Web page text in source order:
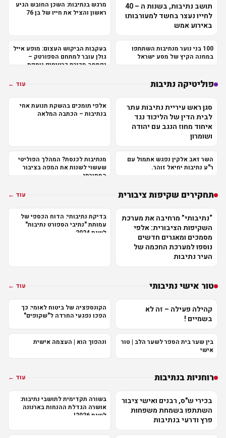
תושב נתיבות, בשנות ה – 40
לחייו נעצר בחשד למעורבותו
באירוע אמש
מרגש בנתיבות: השכן החובש הגיע
ראשון והציל את חייו של בן 76
100 בני נוער מנתיבות השתתפו
במחנה הקיץ של מסע ישראל
בעקבות הביקוש העצום: מופע אייל
גולן עובר למתחם הספורטק –
נפתחה מכירת כרטיסים נוספת
פוליטיקה נתיבות עוד ←
סגן ראש עיריית נתיבות עתר
לבית הדין של הליכוד נגד
איחוד מחוז הנגב עם יהודה
ושומרון
אלפי תומכים בהשקת תנועת אחי
בנתיבות – הכתבה המלאה
השר זאב אלקין נפגש אתמול עם
ר"ע נתיבות יחיאל זוהר.
מנתיבות לכנסת? המהלך הפוליטי
שעשוי לשנות את המפה בציבור
המסורתי
תחקירים שקיפות ציבורית עוד ←
“נתיבותי” מרחיבה את מערכת
השקיפות הציבורית: אלפי
מסמכים ומאגרים חדשים
נוספו למערכת החכמה של
העיר נתיבות
בדיקת נתיבותי: הדוח הכספי של
עמותת "נתיבי הספורט נתיבות"
לשנת 2024
טור אישי נתיבותי עוד ←
קהילה פעילה – זה לא
בשמיים !
הקונספציה של ביטוח לאומי: כך
הפכו נפגעי החרדה ל"שקופים"
בין שער בית הספר לשער הלב | טור
אישי
ונהפוך הוא | העצמה אישית
רוחניות בנתיבות עוד ←
בכירי ש"ס, רבנים ואישי ציבור
השתתפו בשמחת משפחות
פרץ ודרעי בנתיבות
בשורה תקדימית לתושבי נתיבות:
אושרה הגדלת ההנחות בארנונה
לשנת 2026!